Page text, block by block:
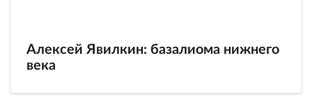
Алексей Явилкин: базалиома нижнего
века